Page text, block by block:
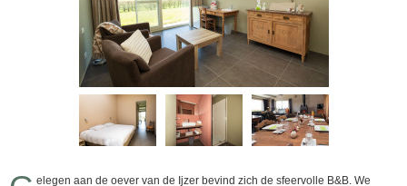
elegen aan de oever van de Ijzer bevind zich de sfeervolle B&B. We